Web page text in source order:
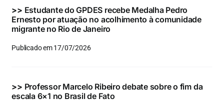
>> Estudante do GPDES recebe Medalha Pedro
Ernesto por atuação no acolhimento à comunidade
migrante no Rio de Janeiro
Publicado em 17/07/2026
>> Professor Marcelo Ribeiro debate sobre o fim da
escala 6×1 no Brasil de Fato